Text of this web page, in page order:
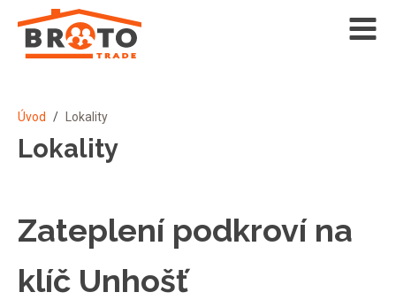
Úvod / Lokality
Lokality
Zateplení podkroví na
klíč Unhošť